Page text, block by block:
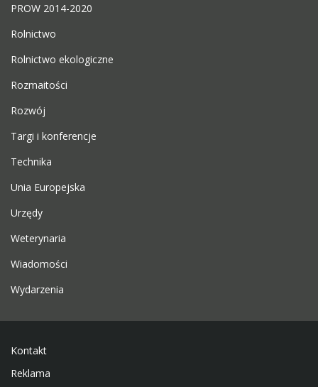
PROW 2014-2020
Rolnictwo
Rolnictwo ekologiczne
Rozmaitości
Rozwój
Targi i konferencje
Technika
Unia Europejska
Urzędy
Weterynaria
Wiadomości
Wydarzenia
Kontakt
Reklama